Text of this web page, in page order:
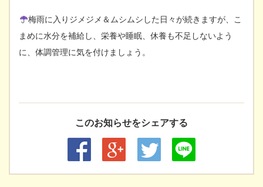
梅雨に入りジメジメ＆ムシムシした日々が続きますが、こ
まめに水分を補給し、栄養や睡眠、休養も不足しないよう
に、体調管理に気を付けましょう。
このお知らせをシェアする